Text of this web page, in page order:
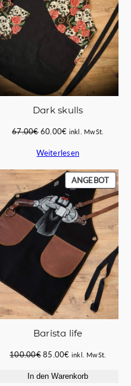
Dark skulls
67.00€ Ursprünglicher
war:
60.00€ Aktueller
ist:
inkl. MwSt.
Weiterlesen
ANGEBOT
IM
Barista life
100.00€Ursprünglicher
war:
85.00€ Aktueller
ist:
inkl. MwSt.
In den Warenkorb